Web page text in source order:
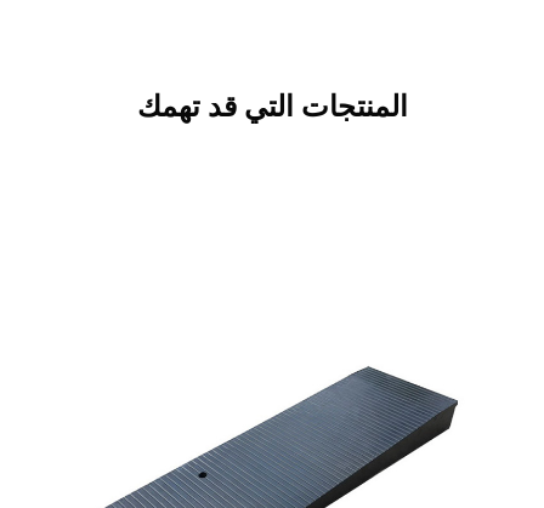
المنتجات التي قد تهمك